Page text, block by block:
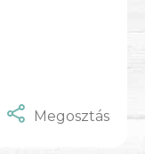
Megosztás